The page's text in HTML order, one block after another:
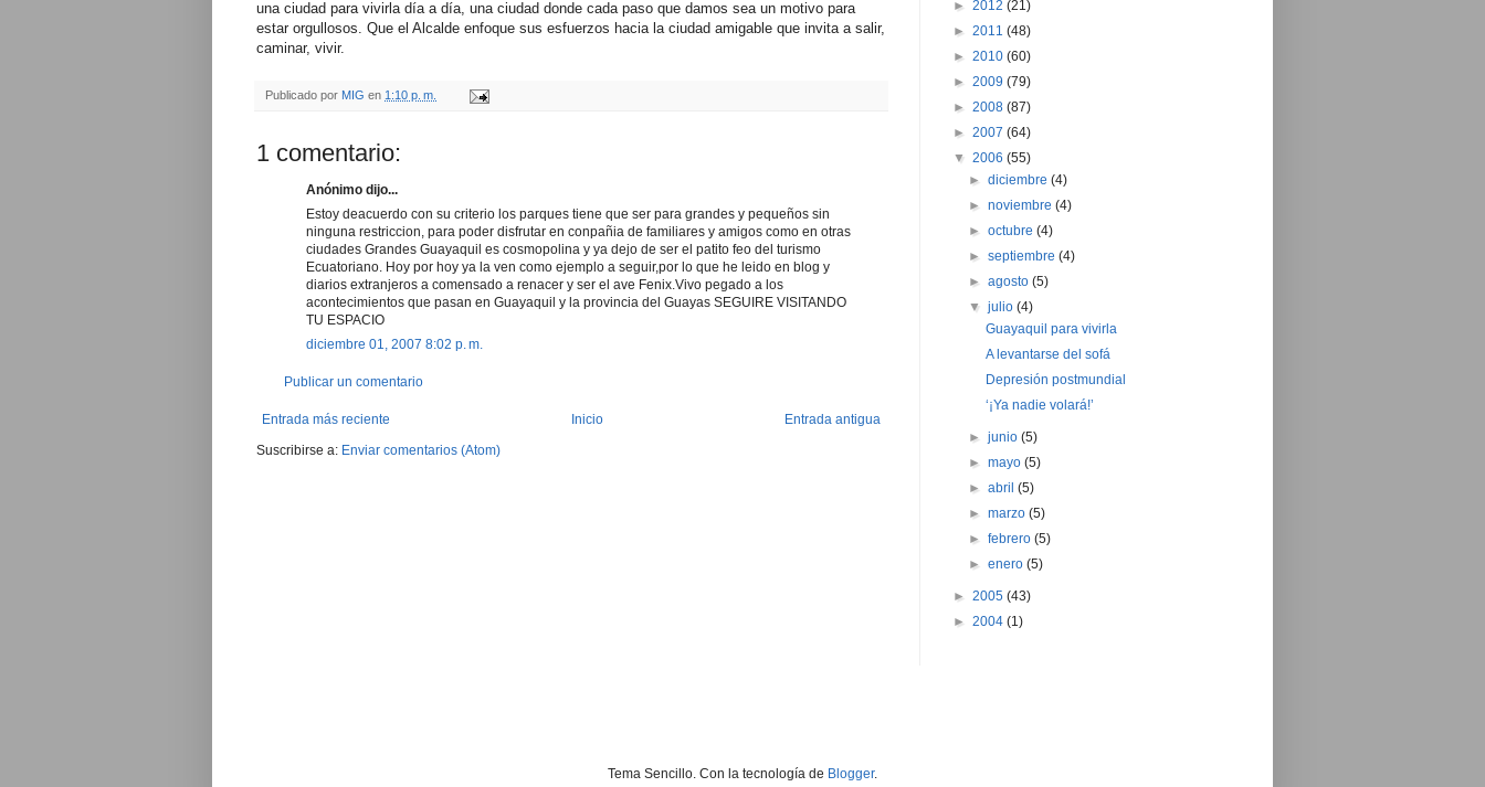
una ciudad para vivirla día a día, una ciudad donde cada paso que damos sea un motivo para
estar orgullosos. Que el Alcalde enfoque sus esfuerzos hacia la ciudad amigable que invita a salir,
caminar, vivir.
Publicado por MIG en 1:10 p. m.
1 comentario:
Anónimo dijo...
Estoy deacuerdo con su criterio los parques tiene que ser para grandes y pequeños sin
ninguna restriccion, para poder disfrutar en conpañia de familiares y amigos como en otras
ciudades Grandes Guayaquil es cosmopolina y ya dejo de ser el patito feo del turismo
Ecuatoriano. Hoy por hoy ya la ven como ejemplo a seguir,por lo que he leido en blog y
diarios extranjeros a comensado a renacer y ser el ave Fenix.Vivo pegado a los
acontecimientos que pasan en Guayaquil y la provincia del Guayas SEGUIRE VISITANDO
TU ESPACIO
diciembre 01, 2007 8:02 p. m.
Publicar un comentario
Entrada más reciente Entrada antigua
Inicio
Suscribirse a: Enviar comentarios (Atom)
► 2012 (21)
► 2011 (48)
► 2010 (60)
► 2009 (79)
► 2008 (87)
► 2007 (64)
▼ 2006 (55)
►diciembre(4)
►noviembre(4)
►octubre(4)
►septiembre(4)
►agosto(5)
▼julio(4)
Guayaquil para vivirla
A levantarse del sofá
Depresión postmundial
‘¡Ya nadie volará!’
►junio(5)
►mayo(5)
►abril(5)
►marzo(5)
►febrero(5)
►enero(5)
► 2005 (43)
► 2004 (1)
Tema Sencillo. Con la tecnología de Blogger.